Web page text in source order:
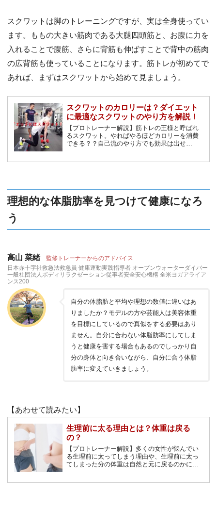
スクワットは脚のトレーニングですが、実は全身使ってい
ます。ももの大きい筋肉である大腿四頭筋と、お腹に力を
入れることで腹筋、さらに背筋も伸ばすことで背中の筋肉
の広背筋も使っていることになります。筋トレが初めてで
あれば、まずはスクワットから始めて見ましょう。
スクワットのカロリーは？ダイエット
に最適なスクワットのやり方を解説！
【プロトレーナー解説】筋トレの王様と呼ばれ
るスクワット。やればやるほどカロリーを消費
できる？？自己流のやり方でも効果は出せ
理想的な体脂肪率を見つけて健康になろ
う
高山 菜緒 監修トレーナーからのアドバイス
日本赤十字社救急法救急員 健康運動実践指導者 オープンウォーターダイバー
一般社団法人ボディリラクゼーション従事者安全安心機構 全米ヨガアライア
ンス200
自分の体脂肪と平均や理想の数値に違いはあ
りましたか？モデルの方や芸能人は美容体重
を目標にしているので真似をする必要はあり
ません。自分に合わない体脂肪率にしてしま
うと健康を害する場合もあるのでしっかり自
分の身体と向き合いながら、自分に合う体脂
肪率に変えていきましょう。
【あわせて読みたい】
生理前に太る理由とは？体重は戻る
の？
【プロトレーナー解説】多くの女性が悩んでい
る生理前に太ってしまう理由や、生理前に太っ
てしまった分の体重は自然と元に戻るのかにつ